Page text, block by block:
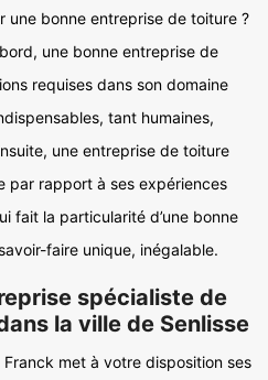
une bonne entreprise de toiture ?
une bonne entreprise de
requises dans son domaine
tant humaines,
une entreprise de toiture
par rapport à ses expériences
fait la particularité d’une bonne
faire unique, inégalable.
spécialiste de
la ville de Senlisse
met à votre disposition ses